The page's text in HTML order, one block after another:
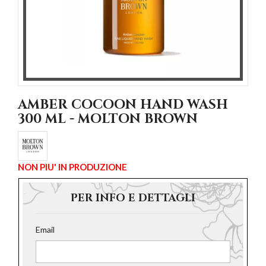
AMBER COCOON HAND WASH
300 ML - MOLTON BROWN
NON PIU' IN PRODUZIONE
PER INFO E DETTAGLI
Email